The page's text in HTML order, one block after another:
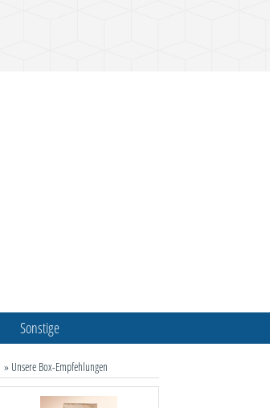
Sonstige
» Unsere Box-Empfehlungen